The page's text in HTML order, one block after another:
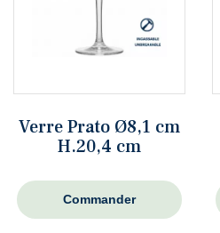
Verre Prato Ø8,1 cm
H.20,4 cm
Commander